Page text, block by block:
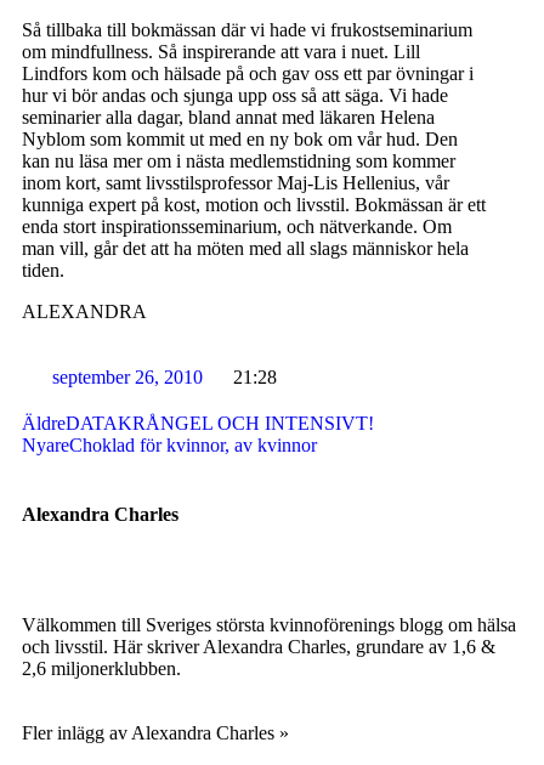
Så tillbaka till bokmässan där vi hade vi frukostseminarium
om mindfullness. Så inspirerande att vara i nuet. Lill
Lindfors kom och hälsade på och gav oss ett par övningar i
hur vi bör andas och sjunga upp oss så att säga. Vi hade
seminarier alla dagar, bland annat med läkaren Helena
Nyblom som kommit ut med en ny bok om vår hud. Den
kan nu läsa mer om i nästa medlemstidning som kommer
inom kort, samt livsstilsprofessor Maj-Lis Hellenius, vår
kunniga expert på kost, motion och livsstil. Bokmässan är ett
enda stort inspirationsseminarium, och nätverkande. Om
man vill, går det att ha möten med all slags människor hela
tiden.
ALEXANDRA
september 26, 2010 21:28
ÄldreDATAKRÅNGEL OCH INTENSIVT!
NyareChoklad för kvinnor, av kvinnor
Alexandra Charles
Välkommen till Sveriges största kvinnoförenings blogg om hälsa
och livsstil. Här skriver Alexandra Charles, grundare av 1,6 &
2,6 miljonerklubben.
Fler inlägg av Alexandra Charles »